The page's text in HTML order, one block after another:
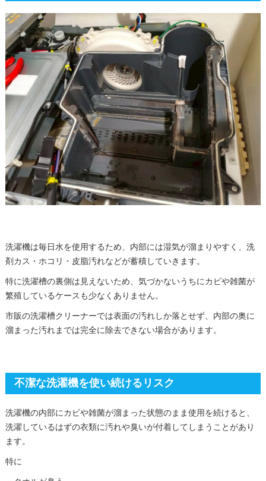
洗濯機は毎日水を使用するため、内部には湿気が溜まりやすく、洗
剤カス・ホコリ・皮脂汚れなどが蓄積していきます。
特に洗濯槽の裏側は見えないため、気づかないうちにカビや雑菌が
繁殖しているケースも少なくありません。
市販の洗濯槽クリーナーでは表面の汚れしか落とせず、内部の奥に
溜まった汚れまでは完全に除去できない場合があります。
不潔な洗濯機を使い続けるリスク
洗濯機の内部にカビや雑菌が溜まった状態のまま使用を続けると、
洗濯しているはずの衣類に汚れや臭いが付着してしまうことがあり
ます。
特に